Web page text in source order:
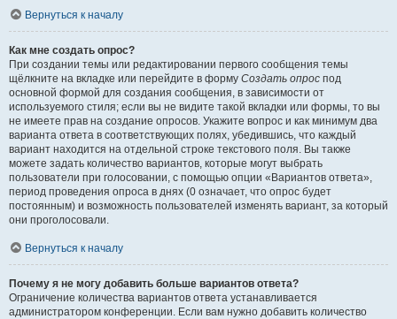
Вернуться к началу
Как мне создать опрос?
При создании темы или редактировании первого сообщения темы
щёлкните на вкладке или перейдите в форму Создать опрос под
основной формой для создания сообщения, в зависимости от
используемого стиля; если вы не видите такой вкладки или формы, то вы
не имеете прав на создание опросов. Укажите вопрос и как минимум два
варианта ответа в соответствующих полях, убедившись, что каждый
вариант находится на отдельной строке текстового поля. Вы также
можете задать количество вариантов, которые могут выбрать
пользователи при голосовании, с помощью опции «Вариантов ответа»,
период проведения опроса в днях (0 означает, что опрос будет
постоянным) и возможность пользователей изменять вариант, за который
они проголосовали.
Вернуться к началу
Почему я не могу добавить больше вариантов ответа?
Ограничение количества вариантов ответа устанавливается
администратором конференции. Если вам нужно добавить количество